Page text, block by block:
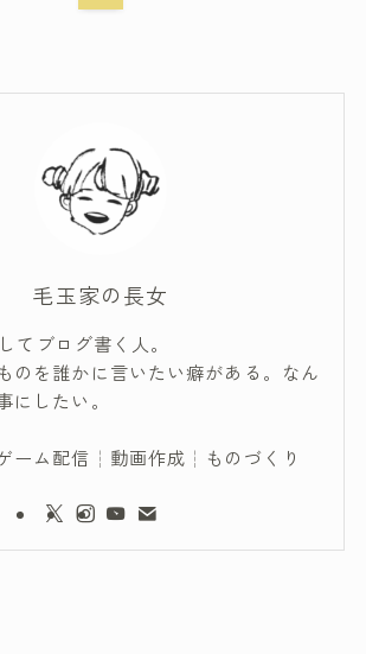
毛玉家の長女
てブログ書く人。
のを誰かに言いたい癖がある。なん
にしたい。
ーム配信┆動画作成┆ものづくり